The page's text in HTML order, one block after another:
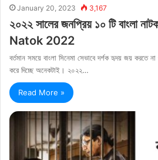
January 20, 2023 3,167
২০২২ সালের জনপ্রিয় ১০ টি
Natok 2022
বর্তমান সময়ে বাংলা সিনেমা সেভাবে দর্শক হৃদয় জয় করতে
করে দিচ্ছে অনেকটাই। ২০২২…
Read More »